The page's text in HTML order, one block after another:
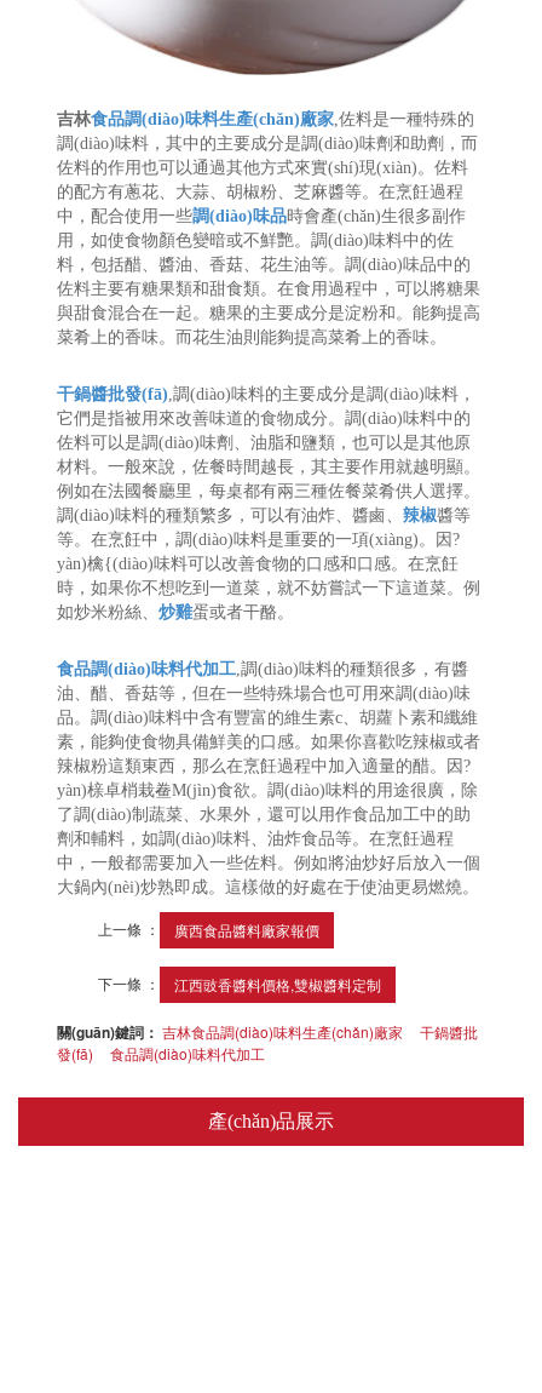
吉林食品調(diào)味料生產(chǎn)廠家 ,佐料是一種特殊的
調(diào)味料，其中的主要成分是調(diào)味劑和助劑，而
佐料的作用也可以通過其他方式來實(shí)現(xiàn)。佐料
的配方有蔥花、大蒜、胡椒粉、芝麻醬等。在烹飪過程
中，配合使用一些調(diào)味品時會產(chǎn)生很多副作
用，如使食物顏色變暗或不鮮艷。調(diào)味料中的佐
料，包括醋、醬油、香菇、花生油等。調(diào)味品中的
佐料主要有糖果類和甜食類。在食用過程中，可以將糖果
與甜食混合在一起。糖果的主要成分是淀粉和。能夠提高
菜肴上的香味。而花生油則能夠提高菜肴上的香味。
干鍋醬批發(fā) ,調(diào)味料的主要成分是調(diào)味料，
它們是指被用來改善味道的食物成分。調(diào)味料中的
佐料可以是調(diào)味劑、油脂和鹽類，也可以是其他原
材料。一般來說，佐餐時間越長，其主要作用就越明顯。
例如在法國餐廳里，每桌都有兩三種佐餐菜肴供人選擇。
調(diào)味料的種類繁多，可以有油炸、醬鹵、辣椒醬等
等。在烹飪中，調(diào)味料是重要的一項(xiàng)。因?
yàn)檎{(diào)味料可以改善食物的口感和口感。在烹飪
時，如果你不想吃到一道菜，就不妨嘗試一下這道菜。例
如炒米粉絲、炒雞蛋或者干酪。
食品調(diào)味料代加工 ,調(diào)味料的種類很多，有醬
油、醋、香菇等，但在一些特殊場合也可用來調(diào)味
品。調(diào)味料中含有豐富的維生素c、胡蘿卜素和纖維
素，能夠使食物具備鮮美的口感。如果你喜歡吃辣椒或者
辣椒粉這類東西，那么在烹飪過程中加入適量的醋。因?
yàn)榇卓梢栽鲞M(jìn)食欲。調(diào)味料的用途很廣，除
了調(diào)制蔬菜、水果外，還可以用作食品加工中的助
劑和輔料，如調(diào)味料、油炸食品等。在烹飪過程
中，一般都需要加入一些佐料。例如將油炒好后放入一個
大鍋內(nèi)炒熟即成。這樣做的好處在于使油更易燃燒。
上一條 ： 廣西食品醬料廠家報價
下一條 ： 江西豉香醬料價格,雙椒醬料定制
關(guān)鍵詞：吉林食品調(diào)味料生產(chǎn)廠家
干鍋醬批
發(fā)
食品調(diào)味料代加工
產(chǎn)品展示